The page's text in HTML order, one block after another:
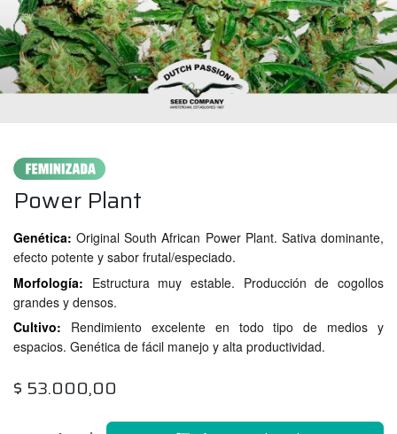
Power Plant
Genética: Original South African Power Plant. Sativa dominante,
efecto potente y sabor frutal/especiado.
Morfología: Estructura muy estable. Producción de cogollos
grandes y densos.
Cultivo:
Rendimiento excelente en todo tipo de medios y
espacios. Genética de fácil manejo y alta productividad.
$ 53.000,00